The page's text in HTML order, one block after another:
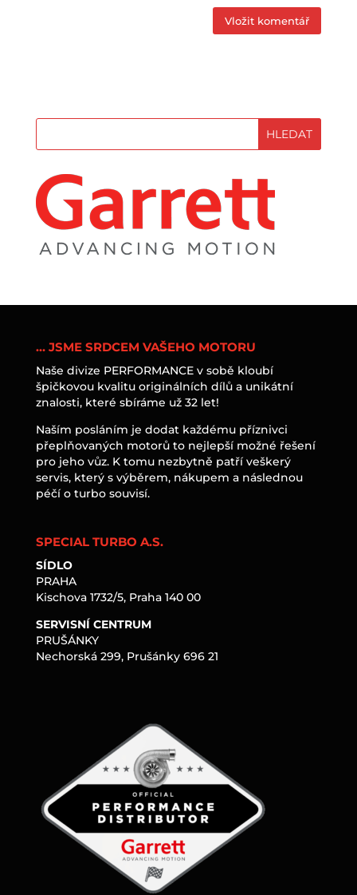
… JSME SRDCEM VAŠEHO MOTORU
Naše divize PERFORMANCE v sobě kloubí
špičkovou kvalitu originálních dílů a unikátní
znalosti, které sbíráme už 32 let!
Naším posláním je dodat každému příznivci
přeplňovaných motorů to nejlepší možné řešení
pro jeho vůz. K tomu nezbytně patří veškerý
servis, který s výběrem, nákupem a následnou
péčí o turbo souvisí.
SPECIAL TURBO A.S.
SÍDLO
PRAHA
Kischova 1732/5, Praha 140 00
SERVISNÍ CENTRUM
PRUŠÁNKY
Nechorská 299, Prušánky 696 21